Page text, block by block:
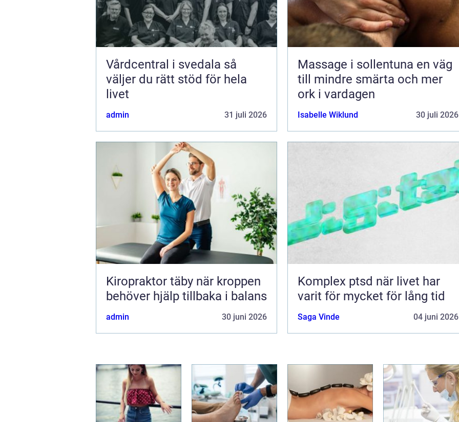
Vårdcentral i svedala så
väljer du rätt stöd för hela
livet
admin 31 juli 2026
Massage i sollentuna en väg
till mindre smärta och mer
ork i vardagen
Isabelle Wiklund 30 juli 2026
Kiropraktor täby när kroppen
behöver hjälp tillbaka i balans
admin 30 juni 2026
Komplex ptsd när livet har
varit för mycket för lång tid
Saga Vinde 04 juni 2026